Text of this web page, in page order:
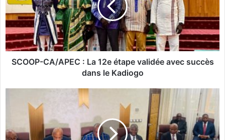
P
-
C
A
/
a
SCOOP-CA/APEC : La 12e étape validée avec succès
dans le Kadiogo
e